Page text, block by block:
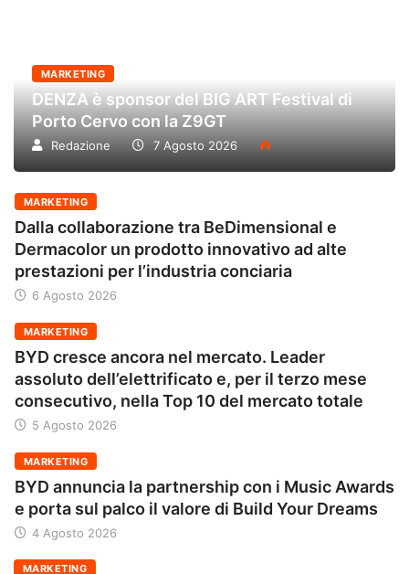
MARKETING
DENZA è sponsor del BIG ART Festival di
Porto Cervo con la Z9GT
Redazione 7 Agosto 2026
MARKETING
Dalla collaborazione tra BeDimensional e
Dermacolor un prodotto innovativo ad alte
prestazioni per l’industria conciaria
6 Agosto 2026
MARKETING
BYD cresce ancora nel mercato. Leader
assoluto dell’elettrificato e, per il terzo mese
consecutivo, nella Top 10 del mercato totale
5 Agosto 2026
MARKETING
BYD annuncia la partnership con i Music Awards
e porta sul palco il valore di Build Your Dreams
4 Agosto 2026
MARKETING